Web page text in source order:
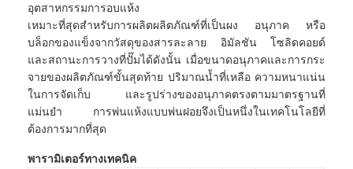
อุตสาหกรรมการอบแห้ง
เหมาะที่สุดสำหรับการผลิตผลิตภัณฑ์ที่เป็นผง อนุภาค หรือ
บล็อกของแข็งจากวัสดุของสารละลาย อิมัลชัน โซลิดคอยด์
และสถานะการวางที่ปั๊มได้ดังนั้น เมื่อขนาดอนุภาคและการกระ
จายของผลิตภัณฑ์ขั้นสุดท้าย ปริมาณน้ำที่เหลือ ความหนาแน่น
ในการจัดเก็บ และรูปร่างของอนุภาคตรงตามมาตรฐานที่
แม่นยำ การพ่นแห้งแบบพ่นฝอยจึงเป็นหนึ่งในเทคโนโลยีที่
ต้องการมากที่สุด
พารามิเตอร์ทางเทคนิค